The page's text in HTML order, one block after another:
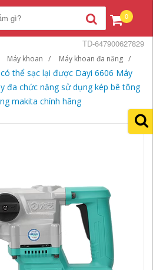
0
Máy khoan Máy khoan đa năng
thể sạc lại được Dayi 6606 Máy
đa chức năng sử dụng kép bê tông
makita chính hãng
TD-647900627829